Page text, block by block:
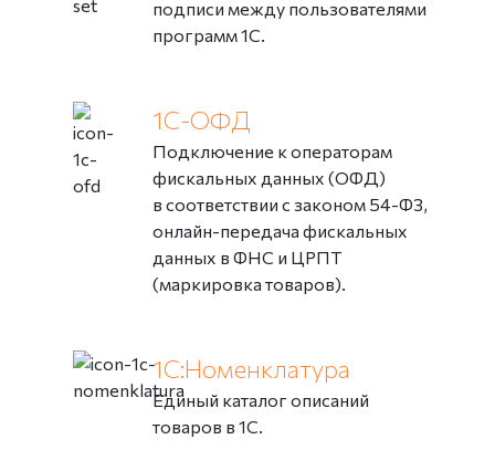
подписи между пользователями
программ 1С.
1С-ОФД
Подключение к операторам
фискальных данных (ОФД)
в соответствии с законом 54-ФЗ,
онлайн-передача фискальных
данных в ФНС и ЦРПТ
(маркировка товаров).
1С:Номенклатура
Единый каталог описаний
товаров в 1С.